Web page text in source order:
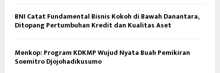
BNI Catat Fundamental Bisnis Kokoh di Bawah Danantara,
Ditopang Pertumbuhan Kredit dan Kualitas Aset
Menkop: Program KDKMP Wujud Nyata Buah Pemikiran
Soemitro Djojohadikusumo